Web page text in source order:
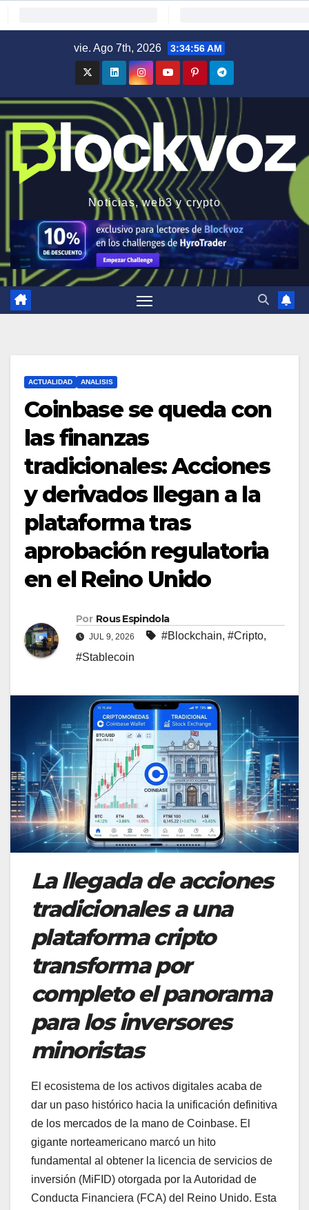
vie. Ago 7th, 2026 3:34:56 AM
Noticias, web3 y crypto
ACTUALIDAD ANALISIS
Coinbase se queda con
las finanzas
tradicionales: Acciones
y derivados llegan a la
plataforma tras
aprobación regulatoria
en el Reino Unido
Por Rous Espindola
JUL 9, 2026 #Blockchain, #Cripto,
#Stablecoin
La llegada de acciones
tradicionales a una
plataforma cripto
transforma por
completo el panorama
para los inversores
minoristas
El ecosistema de los activos digitales acaba de
dar un paso histórico hacia la unificación definitiva
de los mercados de la mano de Coinbase. El
gigante norteamericano marcó un hito
fundamental al obtener la licencia de servicios de
inversión (MiFID) otorgada por la Autoridad de
Conducta Financiera (FCA) del Reino Unido. Esta